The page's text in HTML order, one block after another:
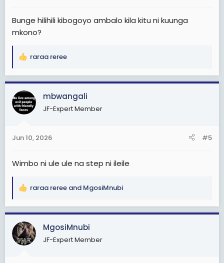
Bunge hilihili kibogoyo ambalo kila kitu ni kuunga
mkono?
R
a
c
t
i
s
raraa reree
mbwangali
JF-Expert Member
Jun 10, 2026 #5
Wimbo ni ule ule na step ni ileile
R
a
c
t
i
raraa reree and MgosiMnubi
MgosiMnubi
JF-Expert Member